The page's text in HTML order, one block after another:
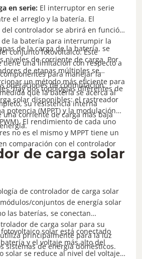
en serie: El interruptor en serie
el arreglo y la batería. El
controlador se abrirá en función
de la batería para interrumpir la
conjunto fotovoltaico. Este
tiene una limitación con respecto a
para manejar la
operaciones de conmutación.
de la carga de la batería, se
niveles de corriente de carga. Por
de etapas múltiples se
un método más eficiente para
que la batería se acerca al
su resistencia interna
una corriente de carga más baja
hay dos topologías diferentes de
solar disponibles: el rastreador
potencia (MPPT) y la modulación
El rendimiento de cada uno
no es el mismo y MPPT tiene un
comparación con el controlador
de carga solar
de controlador de carga solar
conjuntos de energía solar
las baterías, se conectan
de carga solar para su
principalmente para la luz
sistemas de energía domésticos.
solar está conectado
y el voltaje más alto del
solar se reduce al nivel del voltaje